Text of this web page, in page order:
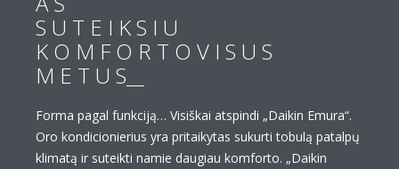
S U T E I K S I U
K O M F O R T O V I S U S
M E T U S__
Forma pagal funkciją… Visiškai atspindi „Daikin Emura“.
Oro kondicionierius yra pritaikytas sukurti tobulą patalpų
klimatą ir suteikti namie daugiau komforto. „Daikin